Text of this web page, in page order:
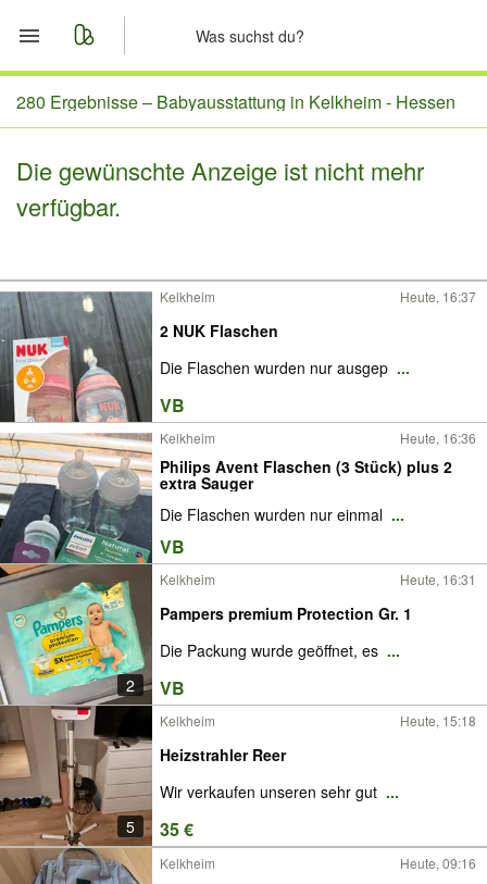
Start
Nachrichten
280 Ergebnisse – Babyausstattung in Kelkheim - Hessen
Die gewünschte Anzeige ist nicht mehr
verfügbar.
Kelkheim Heute, 16:37
2 NUK Flaschen
Die Flaschen wurden nur ausgep ...
VB
Kelkheim Heute, 16:36
Philips Avent Flaschen (3 Stück) plus 2
extra Sauger
Die Flaschen wurden nur einmal ...
VB
2
Kelkheim Heute, 16:31
Pampers premium Protection Gr. 1
Die Packung wurde geöffnet, es ...
VB
5
Kelkheim Heute, 15:18
Heizstrahler Reer
Wir verkaufen unseren sehr gut ...
35 €
Kelkheim Heute, 09:16